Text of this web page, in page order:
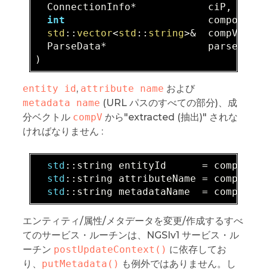
  ConnectionInfo*            ciP,
int
std :: vector<std :: string>&  compV,
ParseData*
)
entity id, attribute name および
metadata name (URL パスのすべての部分)、成
分ベクトル compV から"extracted (抽出)" されな
ければなりません :
std : :string entityId      = compV[
std : :string attributeName = compV[
std : :string metadataName  = compV[
エンティティ/属性/メタデータを変更/作成するすべ
てのサービス・ルーチンは、NGSIv1 サービス・ル
ーチン postUpdateContext() に依存してお
り、 putMetadata() も例外ではありません。し